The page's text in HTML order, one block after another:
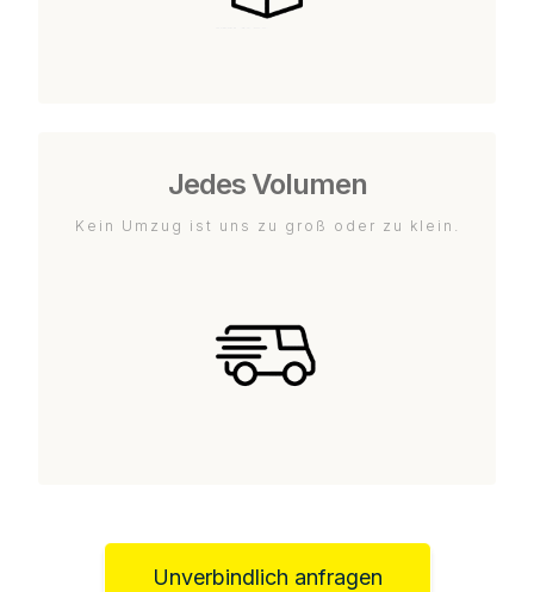
Jedes Volumen
Kein Umzug ist uns zu groß oder zu klein.
Unverbindlich anfragen